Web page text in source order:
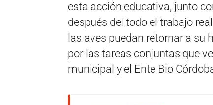
esta acción educativa, junto
después del todo el trabajo
las aves puedan retornar a
por las tareas conjuntas que
municipal y el Ente Bio